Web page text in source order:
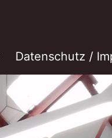
Datenschutz /